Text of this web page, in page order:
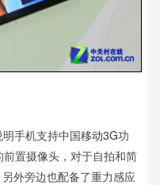
手机支持中国移动3G功
置摄像头，对于自拍和简
外旁边也配备了重力感应